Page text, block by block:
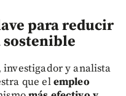
para reducir
sostenible
investigador y analista
que elempleo